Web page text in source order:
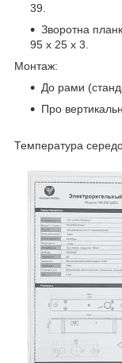
39.
Зворотна
95 х 25 х 3.
Монтаж:
До рами
Про
Температура